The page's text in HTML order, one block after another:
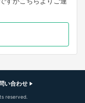
reserved.
い合わせ